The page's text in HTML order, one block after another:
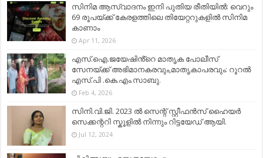
സിനിമ ആസ്വാദനം ഇനി പുതിയ രീതിയിൽ: വെറും
69 രൂപയ്ക്ക് കേരളത്തിലെ തിയേറ്ററുകളിൽ സിനിമ
കാണാം
Apr 11, 2026
എസ്.ഐ.ജയേഷിൻ്റെ മാതൃക പോലീസ്
സേനയ്ക്ക് അഭിമാനകരവും,മാതൃകാപരവും: റൂറൽ
എസ്.പി .കെ.എം.സാബു.
Feb 4, 2026
സിനി.വി.ജി. 2023 ൽ സെന്റ് സ്റ്റീഫൻസ് ഹൈയർ
സെക്കന്ററി സ്കൂളിൽ നിന്നും റിട്ടയേഡ് ആയി.
Jul 12, 2024